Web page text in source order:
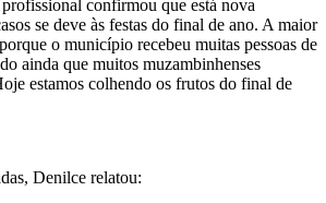
confirmou que está nova
se deve às festas do final de ano. A maior
o município recebeu muitas pessoas de
ainda que muitos muzambinhenses
estamos colhendo os frutos do final de
Denilce relatou: